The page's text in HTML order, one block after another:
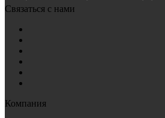
Связаться с нами
Компания